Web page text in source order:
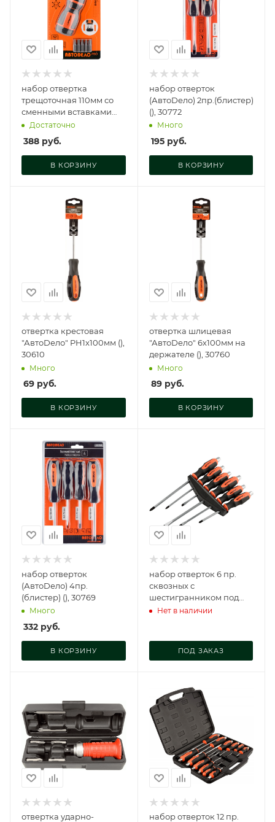
набор отвертка
трещоточная 110мм со
сменными вставками
7пр (блистер) АвтоDело
PRO (), 36707
Достаточно
388 руб.
В КОРЗИНУ
набор отверток
(АвтоDело) 2пр.(блистер)
(), 30772
Много
195руб.
В КОРЗИНУ
отвертка крестовая
"АвтоDело" PH1x100мм (),
30610
Много
69 руб.
В КОРЗИНУ
отвертка шлицевая
"АвтоDело" 6х100мм на
держателе (), 30760
Много
89руб.
В КОРЗИНУ
набор отверток
(АвтоDело) 4пр.
(блистер) (), 30769
Много
332 руб.
В КОРЗИНУ
набор отверток 6 пр.
сквозных с
шестигранником под
ключ (100-200 мм,
Нет в наличии
ПОД ЗАКАЗ
отвертка ударно-
набор отверток 12 пр.